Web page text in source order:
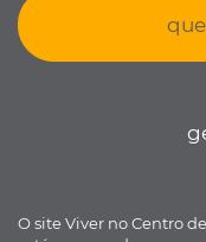
O site Viver no Centro